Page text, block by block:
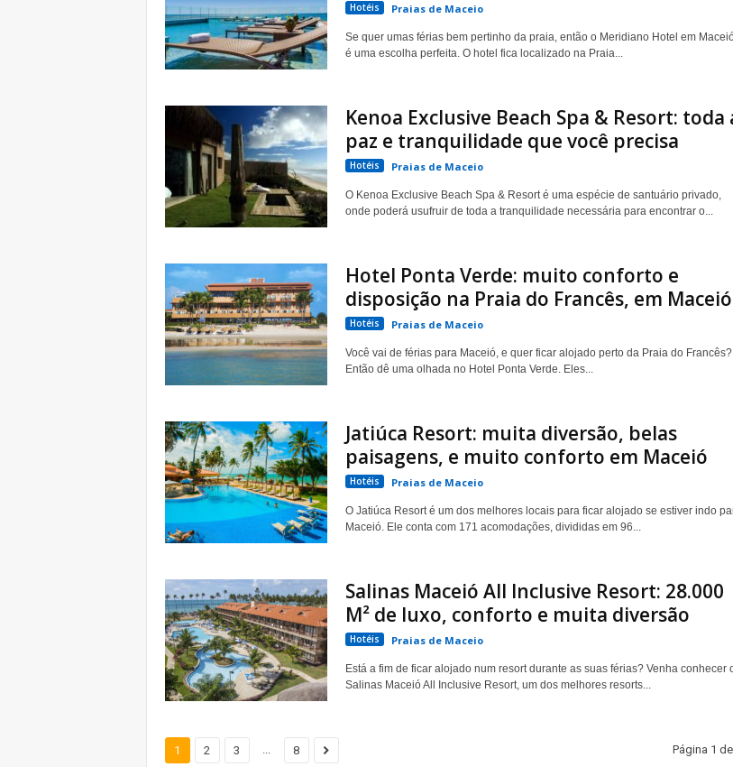
Hotéis Praias de Maceio
Se quer umas férias bem pertinho da praia, então o Meridiano Hotel em
é uma escolha perfeita. O hotel fica localizado na Praia...
Kenoa Exclusive Beach Spa & Resort: toda
paz e tranquilidade que você precisa
Hotéis Praias de Maceio
O Kenoa Exclusive Beach Spa & Resort é uma espécie de santuário privado,
onde poderá usufruir de toda a tranquilidade necessária para encontrar o...
Hotel Ponta Verde: muito conforto e
disposição na Praia do Francês, em Maceió
Hotéis Praias de Maceio
Você vai de férias para Maceió, e quer ficar alojado perto da Praia do Francês?
Então dê uma olhada no Hotel Ponta Verde. Eles...
Jatiúca Resort: muita diversão, belas
paisagens, e muito conforto em Maceió
Hotéis Praias de Maceio
O Jatiúca Resort é um dos melhores locais para ficar alojado se estiver indo
Maceió. Ele conta com 171 acomodações, divididas em 96...
Salinas Maceió All Inclusive Resort: 28.000
M² de luxo, conforto e muita diversão
Hotéis Praias de Maceio
Está a fim de ficar alojado num resort durante as suas férias? Venha conhecer
Salinas Maceió All Inclusive Resort, um dos melhores resorts...
1 2 3 8 Página 1